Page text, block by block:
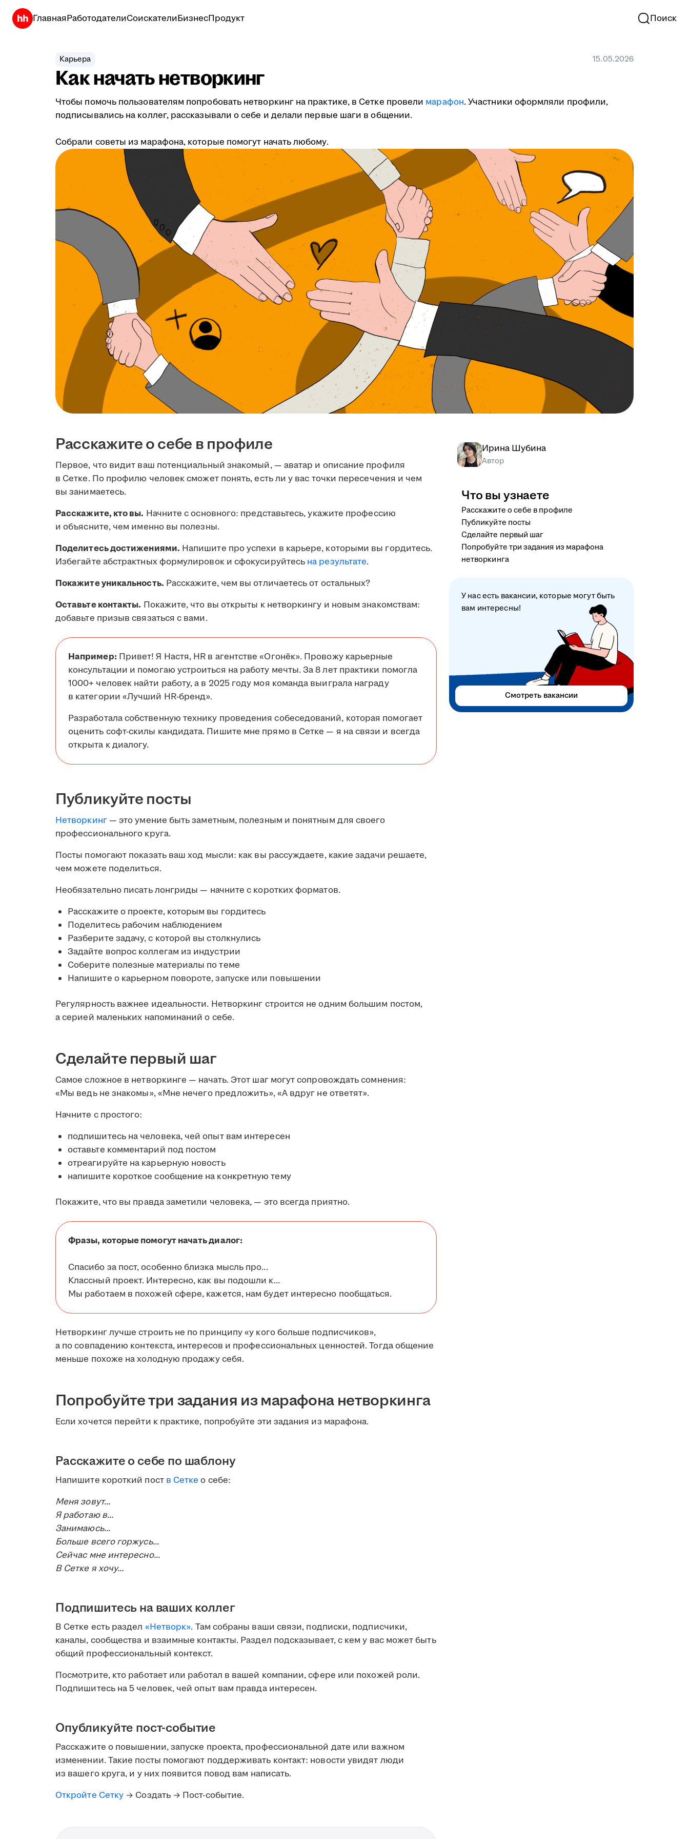
ГлавнаяРаботодателиСоискателиБизнесПродукт Поиск
Карьера 15.05.2026
Как начать нетворкинг
Чтобы помочь пользователям попробовать нетворкинг на практике, в Сетке провели марафон. Участники оформляли профили,
подписывались на коллег, рассказывали о себе и делали первые шаги в общении.
Собрали советы из марафона, которые помогут начать любому.
Расскажите о себе в профиле
Первое, что видит ваш потенциальный знакомый, — аватар и описание профиля
в Сетке. По профилю человек сможет понять, есть ли у вас точки пересечения и чем
вы занимаетесь.
Расскажите, кто вы. Начните с основного: представьтесь, укажите профессию
и объясните, чем именно вы полезны.
Поделитесь достижениями. Напишите про успехи в карьере, которыми вы гордитесь.
Избегайте абстрактных формулировок и сфокусируйтесь на результате.
Покажите уникальность. Расскажите, чем вы отличаетесь от остальных?
Оставьте контакты. Покажите, что вы открыты к нетворкингу и новым знакомствам:
добавьте призыв связаться с вами.
Например:Привет! Я Настя, HR в агентстве «Огонёк». Провожу карьерные
консультации и помогаю устроиться на работу мечты. За 8 лет практики помогла
1000+ человек найти работу, а в 2025 году моя команда выиграла награду
в категории «Лучший HR-бренд».
Разработала собственную технику проведения собеседований, которая помогает
оценить софт-скилы кандидата. Пишите мне прямо в Сетке — я на связи и всегда
открыта к диалогу.
Публикуйте посты
Нетворкинг— это умение быть заметным, полезным и понятным для своего
профессионального круга.
Посты помогают показать ваш ход мысли: как вы рассуждаете, какие задачи решаете,
чем можете поделиться.
Необязательно писать лонгриды — начните с коротких форматов.
Расскажите о проекте, которым вы гордитесь
Поделитесь рабочим наблюдением
Разберите задачу, с которой вы столкнулись
Задайте вопрос коллегам из индустрии
Соберите полезные материалы по теме
Напишите о карьерном повороте, запуске или повышении
Регулярность важнее идеальности. Нетворкинг строится не одним большим постом,
а серией маленьких напоминаний о себе.
Сделайте первый шаг
Самое сложное в нетворкинге — начать. Этот шаг могут сопровождать сомнения:
«Мы ведь не знакомы», «Мне нечего предложить», «А вдруг не ответят».
Начните с простого:
подпишитесь на человека, чей опыт вам интересен
оставьте комментарий под постом
отреагируйте на карьерную новость
напишите короткое сообщение на конкретную тему
Покажите, что вы правда заметили человека, — это всегда приятно.
Фразы, которые помогут начать диалог:
Спасибо за пост, особенно близка мысль про...
Классный проект. Интересно, как вы подошли к...
Мы работаем в похожей сфере, кажется, нам будет интересно пообщаться.
Нетворкинг лучше строить не по принципу «у кого больше подписчиков»,
а по совпадению контекста, интересов и профессиональных ценностей. Тогда общение
меньше похоже на холодную продажу себя.
Попробуйте три задания из марафона нетворкинга
Если хочется перейти к практике, попробуйте эти задания из марафона.
Расскажите о себе по шаблону
Напишите короткий пост в Сетке о себе:
Меня зовут...
Я работаю в...
Занимаюсь...
Больше всего горжусь...
Сейчас мне интересно...
В Сетке я хочу...
Подпишитесь на ваших коллег
В Сетке есть раздел «Нетворк». Там собраны ваши связи, подписки, подписчики,
каналы, сообщества и взаимные контакты. Раздел подсказывает, с кем у вас может быть
общий профессиональный контекст.
Посмотрите, кто работает или работал в вашей компании, сфере или похожей роли.
Подпишитесь на 5 человек, чей опыт вам правда интересен.
Опубликуйте пост-событие
Расскажите о повышении, запуске проекта, профессиональной дате или важном
изменении. Такие посты помогают поддерживать контакт: новости увидят люди
из вашего круга, и у них появится повод вам написать.
Откройте Сетку → Создать → Пост-событие.
Ирина Шубина
Автор
Что вы узнаете
Расскажите о себе в профиле
Публикуйте посты
Сделайте первый шаг
Попробуйте три задания из марафона
нетворкинга
У нас есть вакансии, которые могут быть
вам интересны!
Смотреть вакансии